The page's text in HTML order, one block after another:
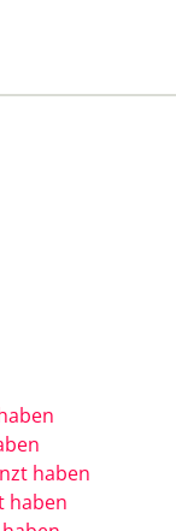
haben
haben